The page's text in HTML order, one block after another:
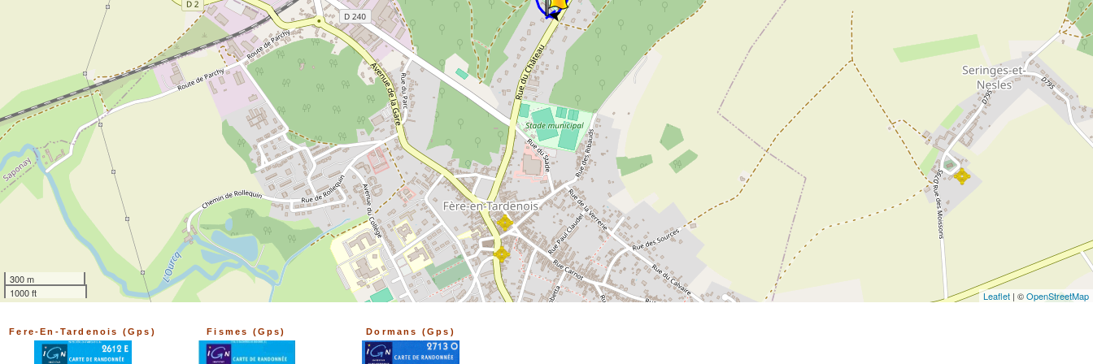
Fere-En-Tardenois (Gps) Fismes (Gps) Dormans (Gps)
➤
300 m
1000 ft
Leaflet | ©OpenStreetMap